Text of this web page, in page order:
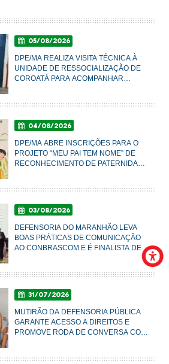
05/08/2026
DPE/MA REALIZA VISITA TÉCNICA À
UNIDADE DE RESSOCIALIZAÇÃO DE
COROATÁ PARA ACOMPANHAR
04/08/2026
DPE/MA ABRE INSCRIÇÕES PARA O
PROJETO “MEU PAI TEM NOME” DE
RECONHECIMENTO DE PATERNIDADE
03/08/2026
DEFENSORIA DO MARANHÃO LEVA
BOAS PRÁTICAS DE COMUNICAÇÃO
AO CONBRASCOM E É FINALISTA DE
31/07/2026
MUTIRÃO DA DEFENSORIA PÚBLICA
GARANTE ACESSO A DIREITOS E
PROMOVE RODA DE CONVERSA COM